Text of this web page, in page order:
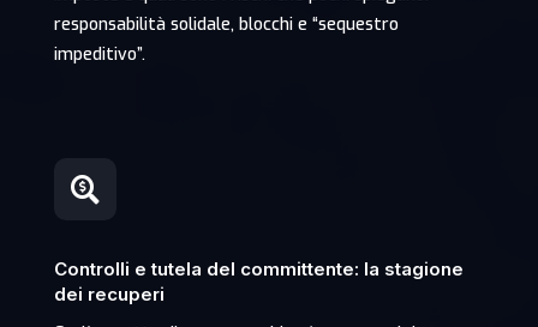
responsabilità solidale, blocchi e “sequestro
impeditivo”.

Controlli e tutela del committente: la stagione
dei recuperi